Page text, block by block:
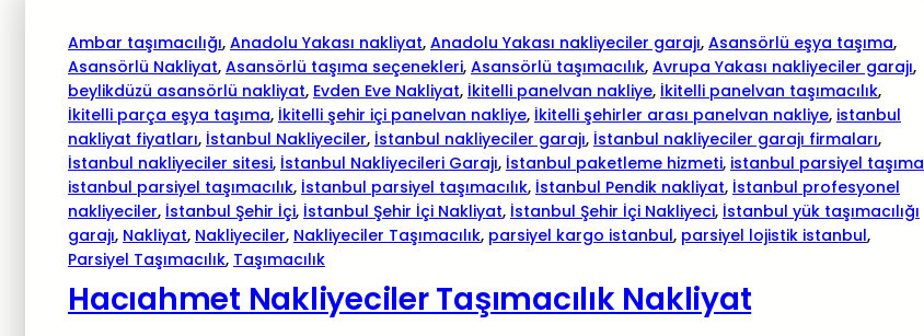
Ambar taşımacılığı, Anadolu Yakası nakliyat, Anadolu Yakası nakliyeciler garajı, Asansörlü eşya taşıma
Asansörlü Nakliyat, Asansörlü taşıma seçenekleri, Asansörlü taşımacılık, Avrupa Yakası nakliyeciler garajı
beylikdüzü asansörlü nakliyat, Evden Eve Nakliyat, İkitelli panelvan nakliye, İkitelli panelvan taşımacılık
İkitelli parça eşya taşıma, İkitelli şehir içi panelvan nakliye, İkitelli şehirler arası panelvan nakliye, istanbul
nakliyat fiyatları, İstanbul Nakliyeciler, İstanbul nakliyeciler garajı, İstanbul nakliyeciler garajı firmaları
İstanbul nakliyeciler sitesi, İstanbul Nakliyecileri Garajı, İstanbul paketleme hizmeti, istanbul parsiyel taşıma
istanbul parsiyel taşımacılık, İstanbul parsiyel taşımacılık, İstanbul Pendik nakliyat, İstanbul profesyonel
nakliyeciler, İstanbul Şehir İçi, İstanbul Şehir İçi Nakliyat, İstanbul Şehir İçi Nakliyeci, İstanbul yük taşımacılığı
garajı, Nakliyat, Nakliyeciler, Nakliyeciler Taşımacılık, parsiyel kargo istanbul, parsiyel lojistik istanbul
Parsiyel Taşımacılık, Taşımacılık
Hacıahmet Nakliyeciler Taşımacılık Nakliyat